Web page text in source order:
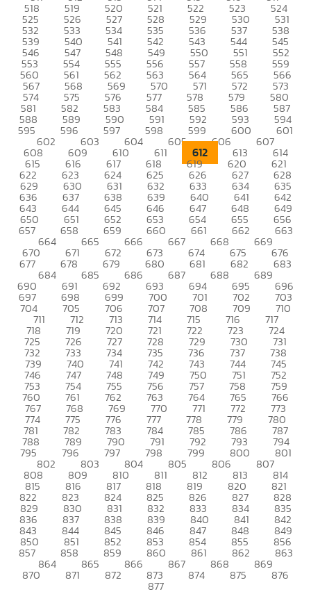
518 519 520 521 522 523 524
525 526 527 528 529 530 531
532 533 534 535 536 537 538
539 540 541 542 543 544 545
546 547 548 549 550 551 552
553 554 555 556 557 558 559
560 561 562 563 564 565 566
567 568 569 570 571 572 573
574 575 576 577 578 579 580
581 582 583 584 585 586 587
588 589 590 591 592 593 594
595 596 597 598 599 600 601
602 603 604 605 606 607
608 609 610 611 612 613 614
615 616 617 618 619 620 621
622 623 624 625 626 627 628
629 630 631 632 633 634 635
636 637 638 639 640 641 642
643 644 645 646 647 648 649
650 651 652 653 654 655 656
657 658 659 660 661 662 663
664 665 666 667 668 669
670 671 672 673 674 675 676
677 678 679 680 681 682 683
684 685 686 687 688 689
690 691 692 693 694 695 696
697 698 699 700 701 702 703
704 705 706 707 708 709 710
711 712 713 714 715 716 717
718 719 720 721 722 723 724
725 726 727 728 729 730 731
732 733 734 735 736 737 738
739 740 741 742 743 744 745
746 747 748 749 750 751 752
753 754 755 756 757 758 759
760 761 762 763 764 765 766
767 768 769 770 771 772 773
774 775 776 777 778 779 780
781 782 783 784 785 786 787
788 789 790 791 792 793 794
795 796 797 798 799 800 801
802 803 804 805 806 807
808 809 810 811 812 813 814
815 816 817 818 819 820 821
822 823 824 825 826 827 828
829 830 831 832 833 834 835
836 837 838 839 840 841 842
843 844 845 846 847 848 849
850 851 852 853 854 855 856
857 858 859 860 861 862 863
864 865 866 867 868 869
870 871 872 873 874 875 876
877